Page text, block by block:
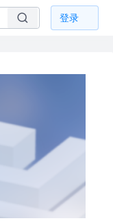
登录